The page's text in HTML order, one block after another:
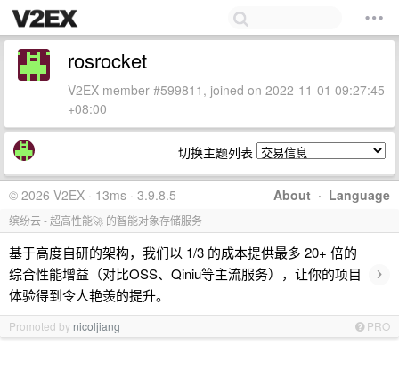
rosrocket
V2EX member #599811, joined on 2022-11-01 09:27:45
+08:00
切换主题列表
About · Language
© 2026 V2EX · 13ms · 3.9.8.5
缤纷云 - 超高性能🚀 的智能对象存储服务
基于高度自研的架构，我们以 1/3 的成本提供最多 20+ 倍的
综合性能增益（对比OSS、Qiniu等主流服务），让你的项目
体验得到令人艳羡的提升。
›
Promoted by nicoljiang PRO